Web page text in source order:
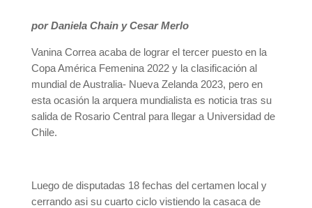
por Daniela Chain y Cesar Merlo
Vanina Correa acaba de lograr el tercer puesto en la
Copa América Femenina 2022 y la clasificación al
mundial de Australia- Nueva Zelanda 2023, pero en
esta ocasión la arquera mundialista es noticia tras su
salida de Rosario Central para llegar a Universidad de
Chile.
Luego de disputadas 18 fechas del certamen local y
cerrando asi su cuarto ciclo vistiendo la casaca de